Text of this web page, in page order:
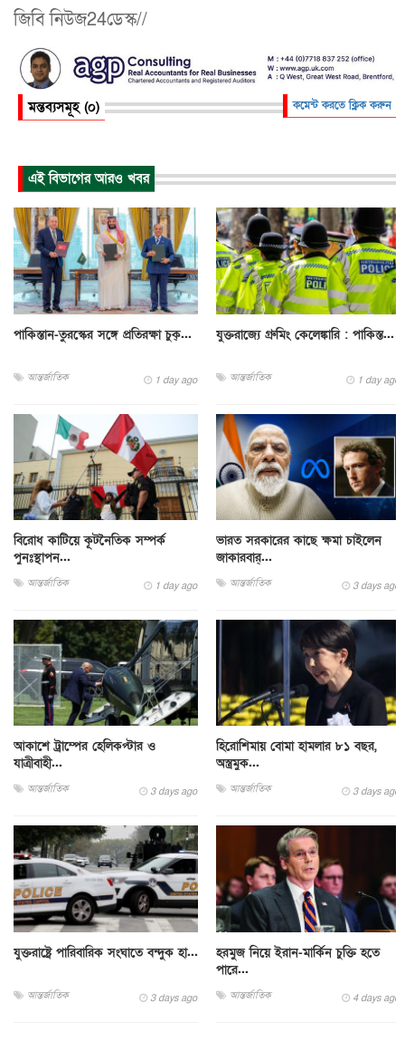
জিবি নিউজ24ডেস্ক//
মন্তব্যসমূহ (০) কমেন্ট করতে ক্লিক করুন
এই বিভাগের আরও খবর
পাকিস্তান-তুরস্কের সঙ্গে প্রতিরক্ষা চুক্...
আন্তর্জাতিক 1 day ago
যুক্তরাজ্যে গ্রুমিং কেলেঙ্কারি : পাকিস্ত...
আন্তর্জাতিক 1 day ago
বিরোধ কাটিয়ে কূটনৈতিক সম্পর্ক
পুনঃস্থাপন...
আন্তর্জাতিক 1 day ago
ভারত সরকারের কাছে ক্ষমা চাইলেন
জাকারবার্...
আন্তর্জাতিক 3 days ago
আকাশে ট্রাম্পের হেলিকপ্টার ও
যাত্রীবাহী...
আন্তর্জাতিক 3 days ago
হিরোশিমায় বোমা হামলার ৮১ বছর,
অস্ত্রমুক...
আন্তর্জাতিক 3 days ago
যুক্তরাষ্ট্রে পারিবারিক সংঘাতে বন্দুক হা...
আন্তর্জাতিক 3 days ago
হরমুজ নিয়ে ইরান-মার্কিন চুক্তি হতে
পারে...
আন্তর্জাতিক 4 days ago